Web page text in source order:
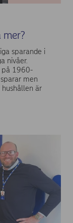
sparande i
nivåer.
på 1960-
men
är